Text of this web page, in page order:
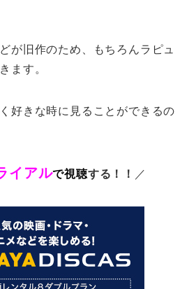
が旧作のため、もちろんラピュ
ます。
好きな時に見ることができるの
イアルで視聴する！！ ／